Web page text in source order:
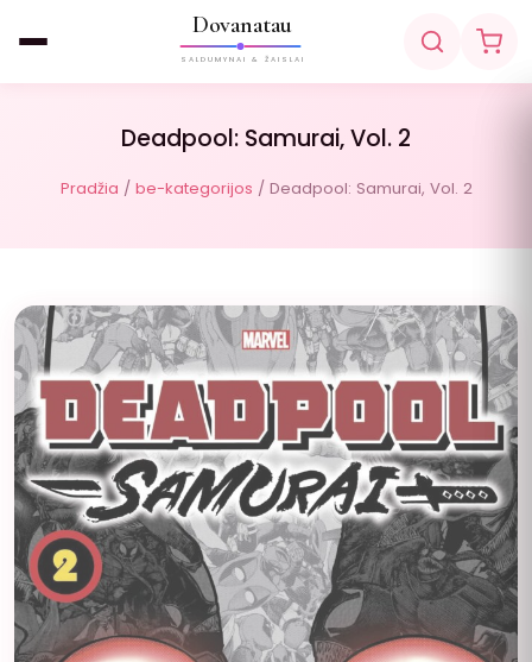
Dovanatau
SALDUMYNAI & ŽAISLAI
Deadpool: Samurai, Vol. 2
Pradžia / be-kategorijos / Deadpool: Samurai, Vol. 2